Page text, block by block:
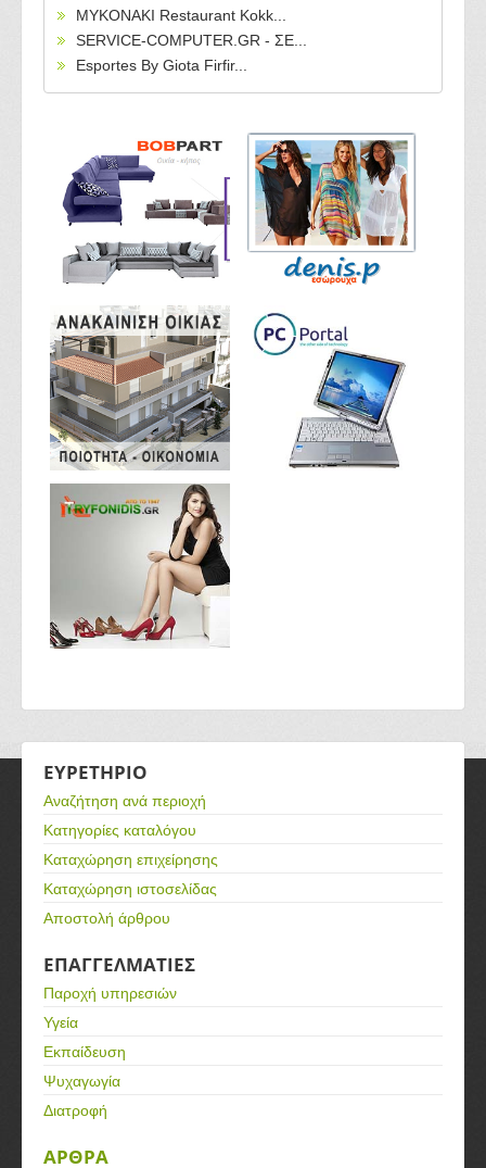
MYKONAKI Restaurant Kokk...
SERVICE-COMPUTER.GR - ΣΕ...
Esportes By Giota Firfir...
ΕΥΡΕΤΗΡΙΟ
Αναζήτηση ανά περιοχή
Κατηγορίες καταλόγου
Καταχώρηση επιχείρησης
Καταχώρηση ιστοσελίδας
Αποστολή άρθρου
ΕΠΑΓΓΕΛΜΑΤΙΕΣ
Παροχή υπηρεσιών
Υγεία
Εκπαίδευση
Ψυχαγωγία
Διατροφή
ΑΡΘΡΑ